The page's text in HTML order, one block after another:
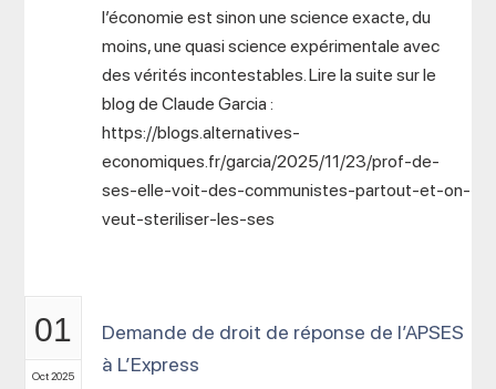
l’économie est sinon une science exacte, du
moins, une quasi science expérimentale avec
des vérités incontestables. Lire la suite sur le
blog de Claude Garcia :
https://blogs.alternatives-
economiques.fr/garcia/2025/11/23/prof-de-
ses-elle-voit-des-communistes-partout-et-on-
veut-steriliser-les-ses
01
Oct 2025
Demande de droit de réponse de l’APSES
à L’Express